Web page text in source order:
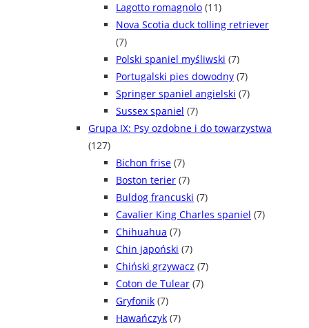
Lagotto romagnolo (11)
Nova Scotia duck tolling retriever
(7)
Polski spaniel myśliwski (7)
Portugalski pies dowodny (7)
Springer spaniel angielski (7)
Sussex spaniel (7)
Grupa IX: Psy ozdobne i do towarzystwa
(127)
Bichon frise (7)
Boston terier (7)
Buldog francuski (7)
Cavalier King Charles spaniel (7)
Chihuahua (7)
Chin japoński (7)
Chiński grzywacz (7)
Coton de Tulear (7)
Gryfonik (7)
Hawańczyk (7)